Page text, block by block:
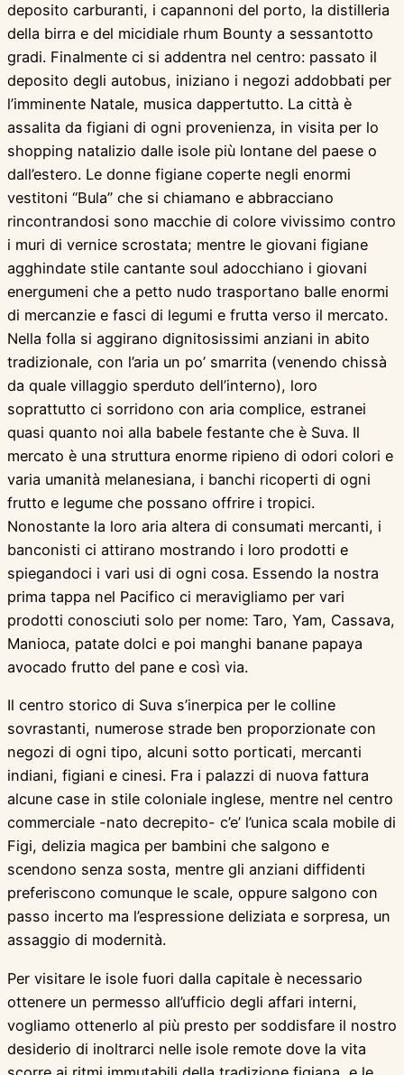
deposito carburanti, i capannoni del porto, la distilleria
della birra e del micidiale rhum Bounty a sessantotto
gradi. Finalmente ci si addentra nel centro: passato il
deposito degli autobus, iniziano i negozi addobbati per
l’imminente Natale, musica dappertutto. La città è
assalita da figiani di ogni provenienza, in visita per lo
shopping natalizio dalle isole più lontane del paese o
dall’estero. Le donne figiane coperte negli enormi
vestitoni “Bula” che si chiamano e abbracciano
rincontrandosi sono macchie di colore vivissimo contro
i muri di vernice scrostata; mentre le giovani figiane
agghindate stile cantante soul adocchiano i giovani
energumeni che a petto nudo trasportano balle enormi
di mercanzie e fasci di legumi e frutta verso il mercato.
Nella folla si aggirano dignitosissimi anziani in abito
tradizionale, con l’aria un po’ smarrita (venendo chissà
da quale villaggio sperduto dell’interno), loro
soprattutto ci sorridono con aria complice, estranei
quasi quanto noi alla babele festante che è Suva. Il
mercato è una struttura enorme ripieno di odori colori e
varia umanità melanesiana, i banchi ricoperti di ogni
frutto e legume che possano offrire i tropici.
Nonostante la loro aria altera di consumati mercanti, i
banconisti ci attirano mostrando i loro prodotti e
spiegandoci i vari usi di ogni cosa. Essendo la nostra
prima tappa nel Pacifico ci meravigliamo per vari
prodotti conosciuti solo per nome: Taro, Yam, Cassava,
Manioca, patate dolci e poi manghi banane papaya
avocado frutto del pane e così via.
Il centro storico di Suva s’inerpica per le colline
sovrastanti, numerose strade ben proporzionate con
negozi di ogni tipo, alcuni sotto porticati, mercanti
indiani, figiani e cinesi. Fra i palazzi di nuova fattura
alcune case in stile coloniale inglese, mentre nel centro
commerciale -nato decrepito- c’e’ l’unica scala mobile di
Figi, delizia magica per bambini che salgono e
scendono senza sosta, mentre gli anziani diffidenti
preferiscono comunque le scale, oppure salgono con
passo incerto ma l’espressione deliziata e sorpresa, un
assaggio di modernità.
Per visitare le isole fuori dalla capitale è necessario
ottenere un permesso all’ufficio degli affari interni,
vogliamo ottenerlo al più presto per soddisfare il nostro
desiderio di inoltrarci nelle isole remote dove la vita